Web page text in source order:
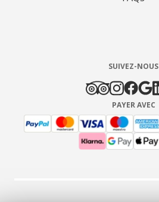
SUIVEZ-NOUS
PAYER AVEC